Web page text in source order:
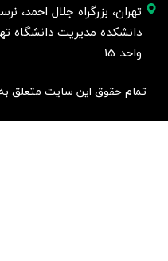
تهران، بزرگراه جلال احمد،
واحد 15
تمام حقوق این سایت متعلق